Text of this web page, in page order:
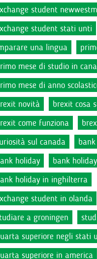
student
student stati unti
una lingua
mese di studio in
mese di anno
novità
brexit cosa
come funziona
sul canada
holiday
bank
holiday in inghilterra
student in olanda
a groningen
superiore negli stati
superiore in america